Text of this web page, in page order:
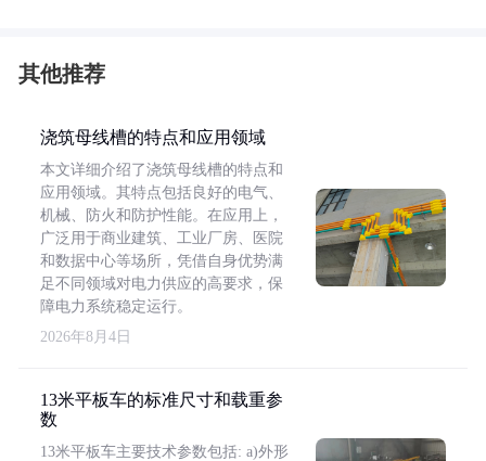
其他推荐
浇筑母线槽的特点和应用领域
本文详细介绍了浇筑母线槽的特点和
应用领域。其特点包括良好的电气、
机械、防火和防护性能。在应用上，
广泛用于商业建筑、工业厂房、医院
和数据中心等场所，凭借自身优势满
足不同领域对电力供应的高要求，保
障电力系统稳定运行。
2026年8月4日
13米平板车的标准尺寸和载重参
数
13米平板车主要技术参数包括: a)外形